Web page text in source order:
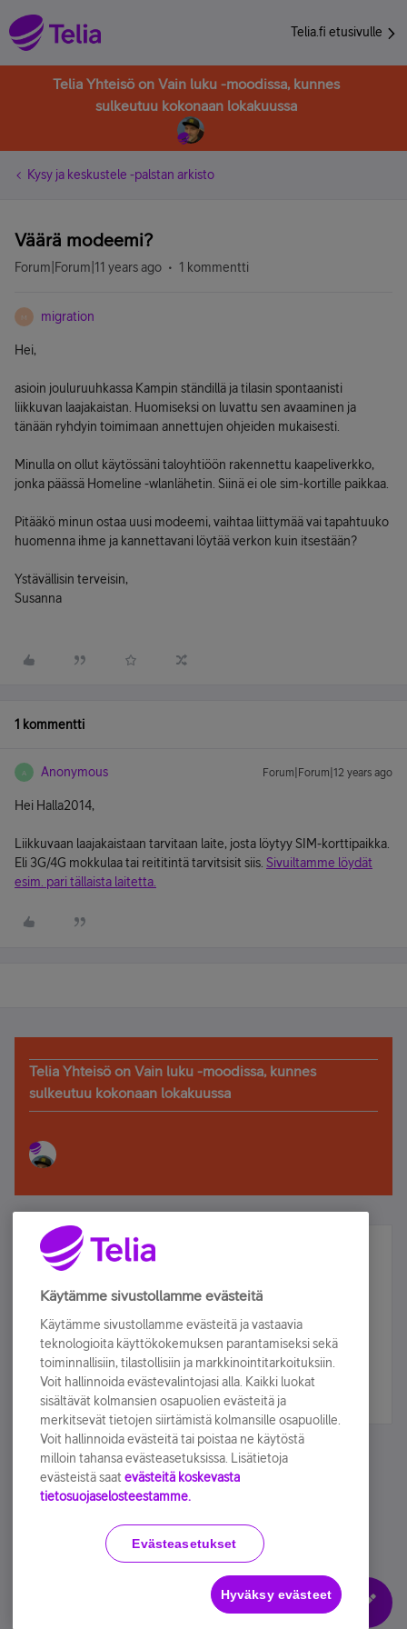
Telia.fi etusivulle
Telia Yhteisö on Vain luku -moodissa, kunnes
sulkeutuu kokonaan lokakuussa
Kysy ja keskustele -palstan arkisto
Väärä modeemi?
Forum|Forum|11 years ago 1 kommentti
M migration
Hei,
asioin jouluruuhkassa Kampin ständillä ja tilasin spontaanisti
liikkuvan laajakaistan. Huomiseksi on luvattu sen avaaminen ja
tänään ryhdyin toimimaan annettujen ohjeiden mukaisesti.
Minulla on ollut käytössäni taloyhtiöön rakennettu kaapeliverkko,
jonka päässä Homeline -wlanlähetin. Siinä ei ole sim-kortille paikkaa.
Pitääkö minun ostaa uusi modeemi, vaihtaa liittymää vai tapahtuuko
huomenna ihme ja kannettavani löytää verkon kuin itsestään?
Ystävällisin terveisin,
Susanna
1 kommentti
A Anonymous Forum|Forum|12 years ago
Hei Halla2014,
Liikkuvaan laajakaistaan tarvitaan laite, josta löytyy SIM-korttipaikka.
Eli 3G/4G mokkulaa tai reititintä tarvitsisit siis. Sivuiltamme löydät
esim. pari tällaista laitetta.
Telia Yhteisö on Vain luku -moodissa, kunnes
sulkeutuu kokonaan lokakuussa
Älä jää paitsi – osallistu ja voita!
Tilaa Telian uutiskirje ja olet mukana arvonnassa.
sähköpostiisi.
Tilaa nyt
Käyttöehdot Accessibility statement
Evästeasetukset
Käytämme sivustollamme evästeitä
Käytämme sivustollamme evästeitä ja vastaavia
teknologioita käyttökokemuksen parantamiseksi sekä
toiminnallisiin, tilastollisiin ja markkinointitarkoituksiin.
Voit hallinnoida evästevalintojasi alla. Kaikki luokat
sisältävät kolmansien osapuolien evästeitä ja
merkitsevät tietojen siirtämistä kolmansille osapuolille.
Voit hallinnoida evästeitä tai poistaa ne käytöstä
milloin tahansa evästeasetuksissa. Lisätietoja
evästeistä saat evästeitä koskevasta
tietosuojaselosteestamme.
Evästeasetukset
Hyväksy evästeet